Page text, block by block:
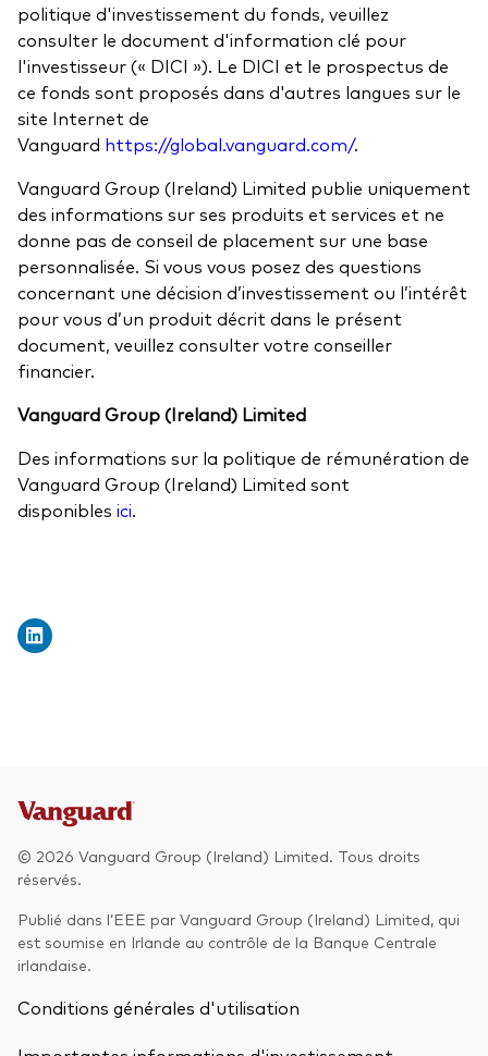
politique d'investissement du fonds, veuillez
consulter le document d'information clé pour
l'investisseur (« DICI »). Le DICI et le prospectus de
ce fonds sont proposés dans d'autres langues sur le
site Internet de
Vanguard https://global.vanguard.com/.
Vanguard Group (Ireland) Limited publie uniquement
des informations sur ses produits et services et ne
donne pas de conseil de placement sur une base
personnalisée. Si vous vous posez des questions
concernant une décision d’investissement ou l’intérêt
pour vous d’un produit décrit dans le présent
document, veuillez consulter votre conseiller
financier.
Vanguard Group (Ireland) Limited
Des informations sur la politique de rémunération de
Vanguard Group (Ireland) Limited sont
disponibles ici.
© 2026 Vanguard Group (Ireland) Limited. Tous droits
réservés.
Publié dans l’EEE par Vanguard Group (Ireland) Limited, qui
est soumise en Irlande au contrôle de la Banque Centrale
irlandaise.
Conditions générales d'utilisation